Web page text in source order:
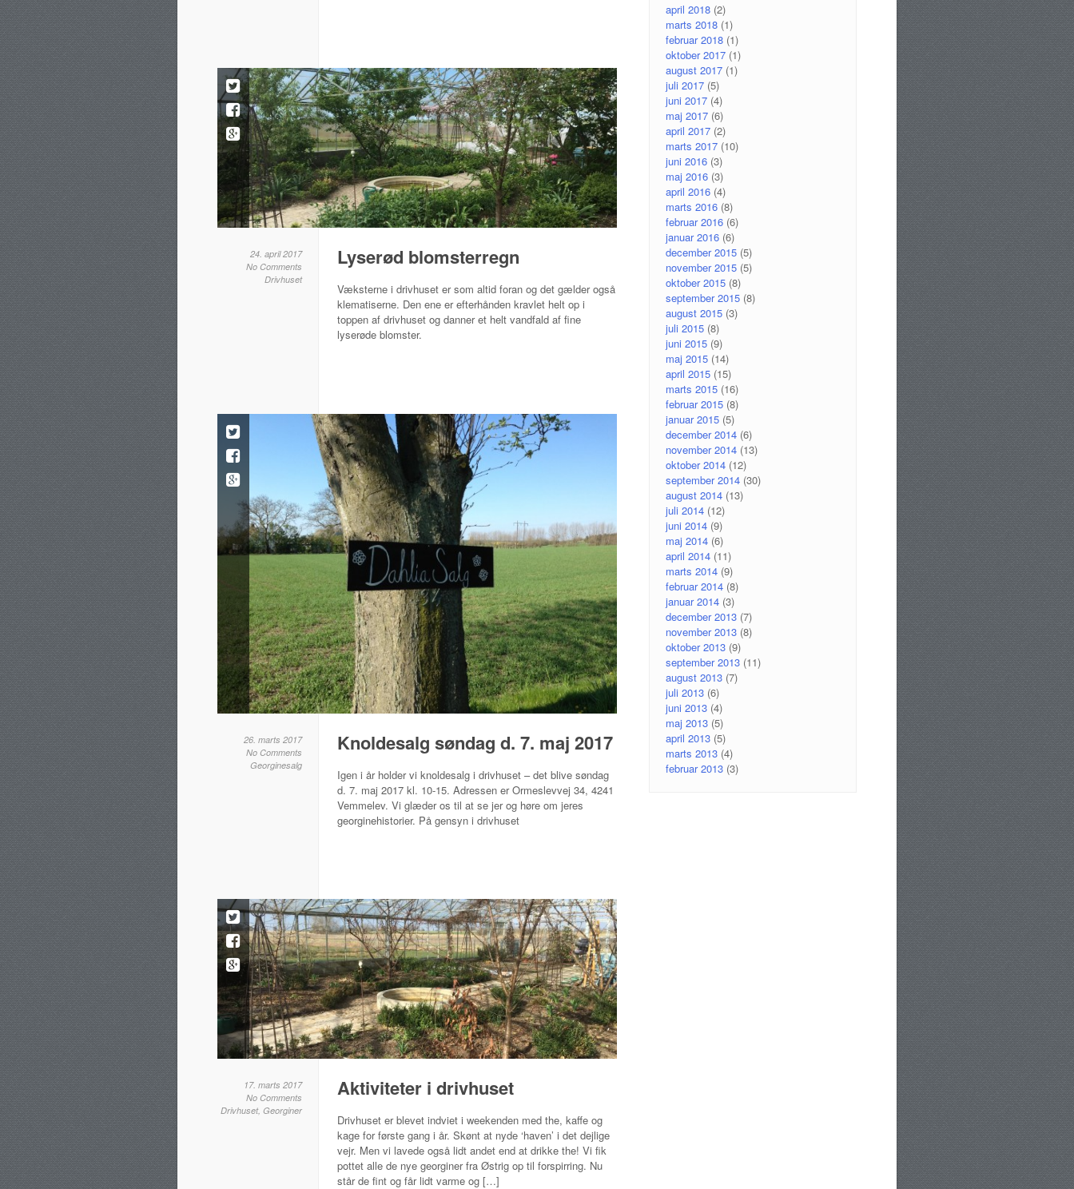
24. april 2017
No Comments
Drivhuset
Lyserød blomsterregn
Væksterne i drivhuset er som altid foran og det gælder også
klematiserne. Den ene er efterhånden kravlet helt op i
toppen af drivhuset og danner et helt vandfald af fine
lyserøde blomster.
26. marts 2017
No Comments
Georginesalg
Knoldesalg søndag d. 7. maj 2017
Igen i år holder vi knoldesalg i drivhuset – det blive søndag
d. 7. maj 2017 kl. 10-15. Adressen er Ormeslevvej 34, 4241
Vemmelev. Vi glæder os til at se jer og høre om jeres
georginehistorier. På gensyn i drivhuset
17. marts 2017
No Comments
Drivhuset, Georginer
Aktiviteter i drivhuset
Drivhuset er blevet indviet i weekenden med the, kaffe og
kage for første gang i år. Skønt at nyde ‘haven’ i det dejlige
vejr. Men vi lavede også lidt andet end at drikke the! Vi fik
pottet alle de nye georginer fra Østrig op til forspirring. Nu
står de fint og får lidt varme og […]
april 2018 (2)
marts 2018 (1)
februar 2018 (1)
oktober 2017 (1)
august 2017 (1)
juli 2017 (5)
juni 2017 (4)
maj 2017 (6)
april 2017 (2)
marts 2017 (10)
juni 2016 (3)
maj 2016 (3)
april 2016 (4)
marts 2016 (8)
februar 2016 (6)
januar 2016 (6)
december 2015 (5)
november 2015 (5)
oktober 2015 (8)
september 2015 (8)
august 2015 (3)
juli 2015 (8)
juni 2015 (9)
maj 2015 (14)
april 2015 (15)
marts 2015 (16)
februar 2015 (8)
januar 2015 (5)
december 2014 (6)
november 2014 (13)
oktober 2014 (12)
september 2014 (30)
august 2014 (13)
juli 2014 (12)
juni 2014 (9)
maj 2014 (6)
april 2014 (11)
marts 2014 (9)
februar 2014 (8)
januar 2014 (3)
december 2013 (7)
november 2013 (8)
oktober 2013 (9)
september 2013 (11)
august 2013 (7)
juli 2013 (6)
juni 2013 (4)
maj 2013 (5)
april 2013 (5)
marts 2013 (4)
februar 2013 (3)